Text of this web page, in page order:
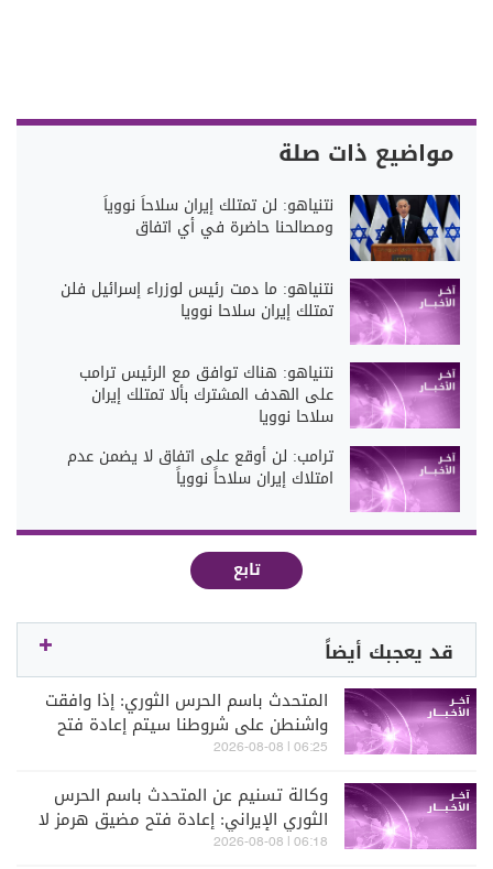
مواضيع ذات صلة
نتنياهو: لن تمتلك إيران سلاحاً نووياً
ومصالحنا حاضرة في أي اتفاق
نتنياهو: ما دمت رئيس لوزراء إسرائيل فلن
تمتلك إيران سلاحا نوويا
نتنياهو: هناك توافق مع الرئيس ترامب
على الهدف المشترك بألا تمتلك إيران
سلاحا نوويا
ترامب: لن أوقع على اتفاق لا يضمن عدم
امتلاك إيران سلاحاً نووياً
تابع
قد يعجبك أيضاً
المتحدث باسم الحرس الثوري: إذا وافقت
واشنطن على شروطنا سيتم إعادة فتح
المضيق دون شك
06:25 | 2026-08-08
وكالة تسنيم عن المتحدث باسم الحرس
الثوري الإيراني: إعادة فتح مضيق هرمز لا
علاقة لها بالمفاوضات مع سلطنة عمان
06:18 | 2026-08-08